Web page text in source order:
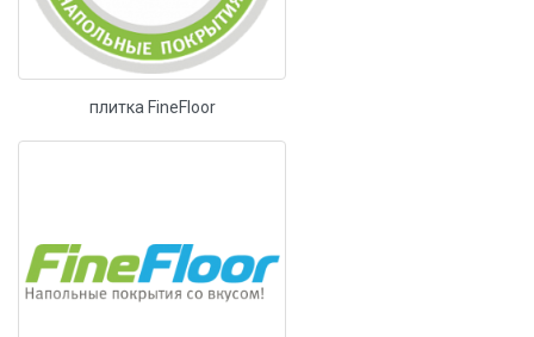
плитка FineFloor